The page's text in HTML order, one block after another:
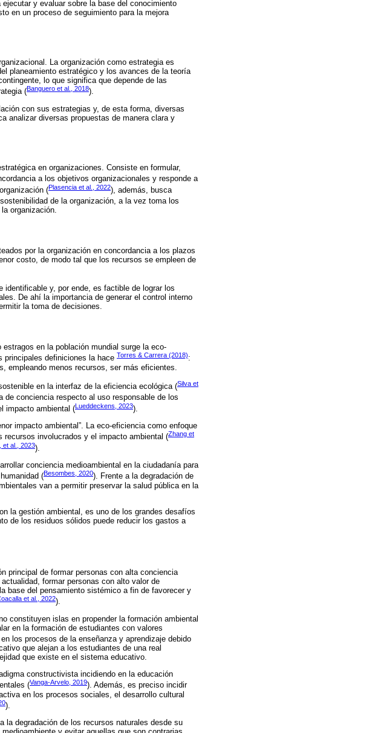
y evaluar sobre la base del conocimiento
en un proceso de seguimiento para la mejora
La organización como estrategia es
planeamiento estratégico y los avances de la teoría
lo que significa que depende de las
(Banguero et al., 2018).
con sus estrategias y, de esta forma, diversas
analizar diversas propuestas de manera clara y
en organizaciones. Consiste en formular,
a los objetivos organizacionales y responde a
(Plasencia et al., 2022), además, busca
de la organización, a la vez toma los
organización.
por la organización en concordancia a los plazos
costo, de modo tal que los recursos se empleen de
identificable y, por ende, es factible de lograr los
De ahí la importancia de generar el control interno
la toma de decisiones.
en la población mundial surge la eco-
principales definiciones la hace Torres & Carrera (2018):
empleando menos recursos, ser más eficientes.
en la interfaz de la eficiencia ecológica (Silva et
conciencia respecto al uso responsable de los
impacto ambiental (Lueddeckens, 2023).
impacto ambiental”. La eco-eficiencia como enfoque
involucrados y el impacto ambiental (Zhang et
et al., 2023).
conciencia medioambiental en la ciudadanía para
(Besombes, 2020). Frente a la degradación de
van a permitir preservar la salud pública en la
la gestión ambiental, es uno de los grandes desafíos
de los residuos sólidos puede reducir los gastos a
principal de formar personas con alta conciencia
formar personas con alto valor de
base del pensamiento sistémico a fin de favorecer y
et al., 2022).
constituyen islas en propender la formación ambiental
en la formación de estudiantes con valores
los procesos de la enseñanza y aprendizaje debido
que alejan a los estudiantes de una real
que existe en el sistema educativo.
constructivista incidiendo en la educación
(Vanga-Arvelo, 2019). Además, es preciso incidir
en los procesos sociales, el desarrollo cultural
).
degradación de los recursos naturales desde su